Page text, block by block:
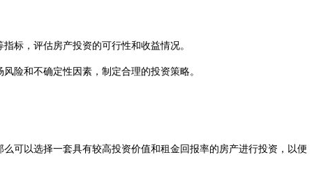
标，评估房产投资的可行性和收益情况。
险和不确定性因素，制定合理的投资策略。
以选择一套具有较高投资价值和租金回报率的房产进行投资，以便